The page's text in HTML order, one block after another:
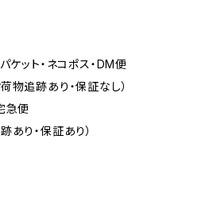
ケット・ネコポス・DM便
物追跡あり・保証なし）
急便
あり・保証あり）